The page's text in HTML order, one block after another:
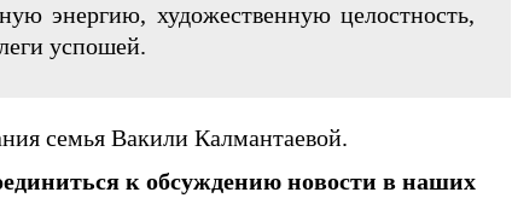
энергию, художественную целостность,
успошей.
семья Вакили Калмантаевой.
к обсуждению новости в наших